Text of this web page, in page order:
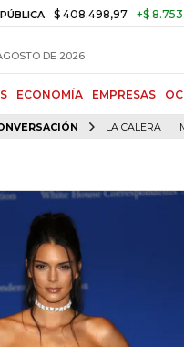
$ 408.498,97 +$ 8.753,81
DE 2026
ECONOMÍA EMPRESAS
LA CALERA